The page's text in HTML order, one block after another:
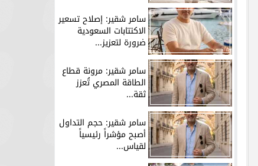
سامر شقير: إصلاح تسعير
الاكتتابات السعودية
ضرورة لتعزيز...
سامر شقير: مرونة قطاع
الطاقة المصري تُعزز
ثقة...
سامر شقير: حجم التداول
أصبح مؤشراً رئيسياً
لقياس...